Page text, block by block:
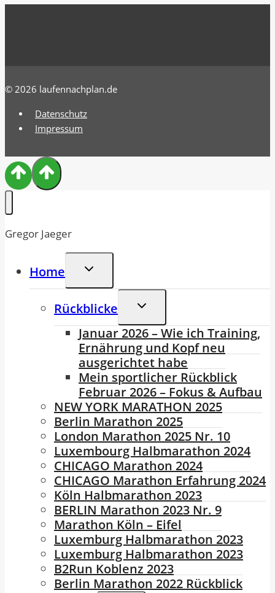
© 2026 laufennachplan.de
Datenschutz
Impressum
Gregor Jaeger
Home
Untermenü
Rückblicke
Untermenü
Januar 2026 – Wie ich Training,
Ernährung und Kopf neu
ausgerichtet habe
Mein sportlicher Rückblick
Februar 2026 – Fokus & Aufbau
NEW YORK MARATHON 2025
Berlin Marathon 2025
London Marathon 2025 Nr. 10
Luxembourg Halbmarathon 2024
CHICAGO Marathon 2024
CHICAGO Marathon Erfahrung 2024
Köln Halbmarathon 2023
BERLIN Marathon 2023 Nr. 9
Marathon Köln – Eifel
Luxemburg Halbmarathon 2023
Luxemburg Halbmarathon 2023
B2Run Koblenz 2023
Berlin Marathon 2022 Rückblick